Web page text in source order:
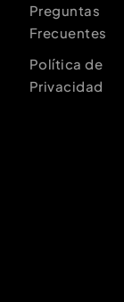
Preguntas
Frecuentes
Política de
Privacidad